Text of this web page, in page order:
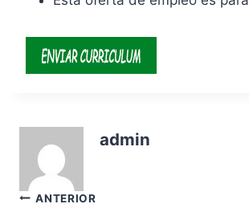
admin
Navegación
ANTERIOR